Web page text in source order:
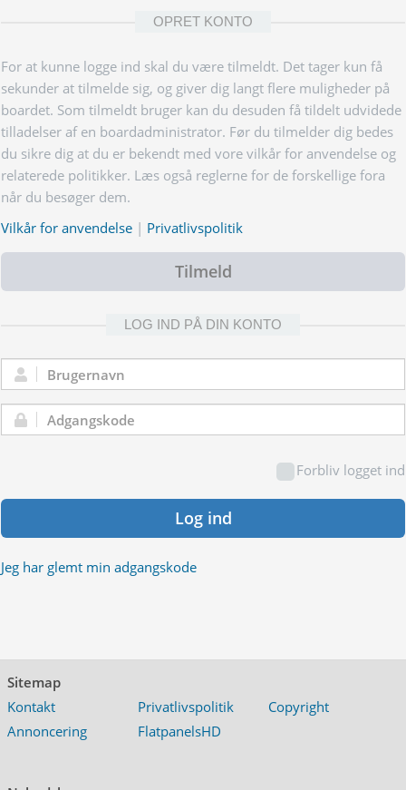
OPRET KONTO
For at kunne logge ind skal du være tilmeldt. Det tager kun få
sekunder at tilmelde sig, og giver dig langt flere muligheder på
boardet. Som tilmeldt bruger kan du desuden få tildelt udvidede
tilladelser af en boardadministrator. Før du tilmelder dig bedes
du sikre dig at du er bekendt med vore vilkår for anvendelse og
relaterede politikker. Læs også reglerne for de forskellige fora
når du besøger dem.
Vilkår for anvendelse | Privatlivspolitik
Tilmeld
LOG IND PÅ DIN KONTO
Brugernavn:
Adgangskode:
Forbliv logget ind
Log ind
Jeg har glemt min adgangskode
Sitemap
Kontakt
Privatlivspolitik
Copyright
Annoncering
FlatpanelsHD